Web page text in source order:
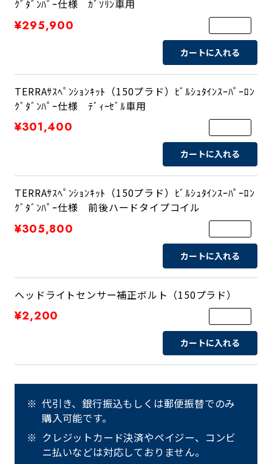
ｸﾞﾀﾞﾝﾊﾟｰ仕様 ｶﾞｿﾘﾝ車用
¥295,900
カートに入れる
TERRAｻｽﾍﾟﾝｼｮﾝｷｯﾄ（150プラド）ﾋﾞﾙｼｭﾀｲﾝｽｰﾊﾟｰﾛﾝ
ｸﾞﾀﾞﾝﾊﾟｰ仕様 ﾃﾞｨｰｾﾞﾙ車用
¥301,400
カートに入れる
TERRAｻｽﾍﾟﾝｼｮﾝｷｯﾄ（150プラド）ﾋﾞﾙｼｭﾀｲﾝｽｰﾊﾟｰﾛﾝ
ｸﾞﾀﾞﾝﾊﾟｰ仕様 前後ハードタイプコイル
¥305,800
カートに入れる
ヘッドライトセンサー補正ボルト（150プラド）
¥2,200
カートに入れる
代引き、銀行振込もしくは郵便振替でのみ
購入可能です。
クレジットカード決済やペイジー、コンビ
ニ払いなどは対応しておりません。